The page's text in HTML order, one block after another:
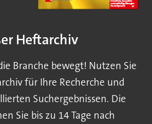
Heftarchiv
Branche bewegt! Nutzen Sie
für Ihre Recherche und
Suchergebnissen. Die
Sie bis zu 14 Tage nach